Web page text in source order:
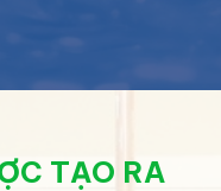
TẠO RA